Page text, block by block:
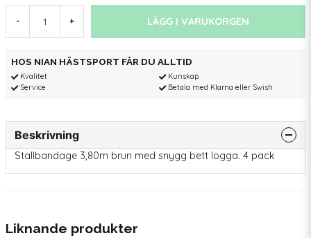
- + LÄGG I VARUKORGEN
HOS NIAN HÄSTSPORT FÅR DU ALLTID
Kvalitet
Service
Kunskap
Betala med Klarna eller Swish
Beskrivning
Stallbandage 3,80m brun med snygg bett logga. 4 pack
Liknande produkter